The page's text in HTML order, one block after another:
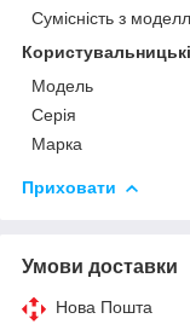
Сумісність з
Модель
Серія
Марка
Приховати
Умови доставки
Нова Пошта